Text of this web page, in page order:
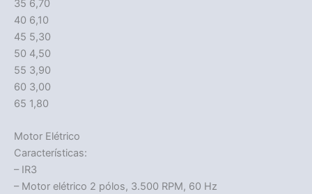
35 6,70
40 6,10
45 5,30
50 4,50
55 3,90
60 3,00
65 1,80
Motor Elétrico
Características:
– IR3
– Motor elétrico 2 pólos, 3.500 RPM, 60 Hz